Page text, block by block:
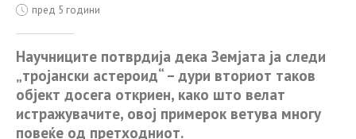
пред 5 години
Научниците потврдија дека Земјата ја следи
„тројански астероид“ – дури вториот таков
објект досега откриен, како што велат
истражувачите, овој примерок ветува многу
повеќе од претходниот.